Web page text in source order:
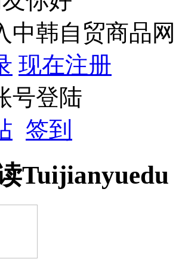
中韩自贸商品网
现在注册
号登陆
签到
Tuijianyuedu